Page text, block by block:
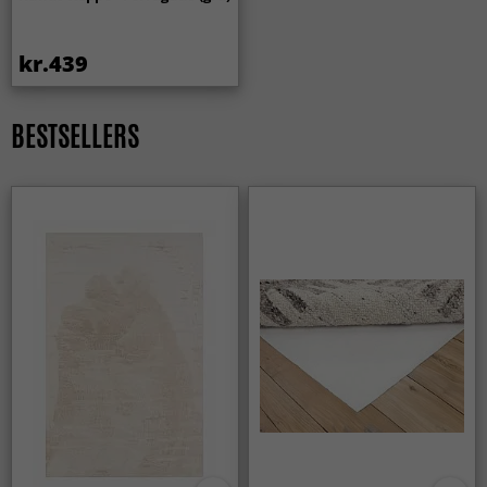
Kan et rundt tæppe hjælpe med at indramme en
Ja, et rundt tæppe er perfekt til at skabe et naturligt
midtpunkt — for eksempel under et sofabord eller i en
kr.439
BESTSELLERS